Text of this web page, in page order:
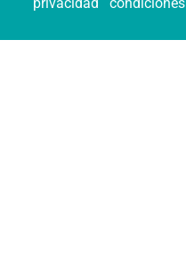
privacidad
condiciones